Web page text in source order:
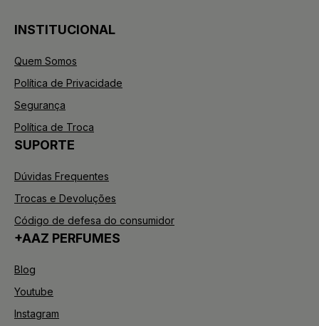
INSTITUCIONAL
Quem Somos
Política de Privacidade
Segurança
Política de Troca
SUPORTE
Dúvidas Frequentes
Trocas e Devoluções
Código de defesa do consumidor
+AAZ PERFUMES
Blog
Youtube
Instagram